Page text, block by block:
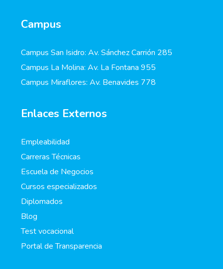
Campus
Campus San Isidro: Av. Sánchez Carrión 285
Campus La Molina: Av. La Fontana 955
Campus Miraflores: Av. Benavides 778
Enlaces Externos
Empleabilidad
Carreras Técnicas
Escuela de Negocios
Cursos especializados
Diplomados
Blog
Test vocacional
Portal de Transparencia